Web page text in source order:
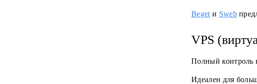
Beget и Sweb
VPS
Полный контроль
Идеален для